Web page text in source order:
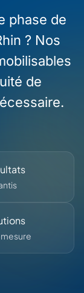
phase de
? Nos
de